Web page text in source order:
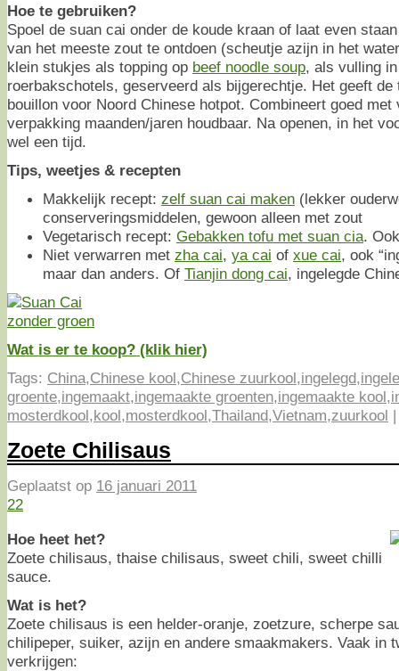
Hoe te gebruiken?
Spoel de suan cai onder de koude kraan of laat even
van het meeste zout te ontdoen (scheutje azijn in het
klein stukjes als topping op beef noodle soup, als vulling
roerbakschotels, geserveerd als bijgerechtje. Het geeft
bouillon voor Noord Chinese hotpot. Combineert goed
verpakking maanden/jaren houdbaar. Na openen, in het
wel een tijd.
Tips, weetjes & recepten
Makkelijk recept: zelf suan cai maken (lekker
conserveringsmiddelen, gewoon alleen met zout
Vegetarisch recept: Gebakken tofu met suan cia.
Niet verwarren met zha cai, ya cai of xue cai, ook
maar dan anders. Of Tianjin dong cai, ingelegde
Wat is er te koop? (klik hier)
Tags: China,Chinese kool,Chinese zuurkool,ingelegd,
groente,ingemaakt,ingemaakte groenten,ingemaakte kool,
mosterdkool,kool,mosterdkool,Thailand,Vietnam,zuurkool
Zoete Chilisaus
Geplaatst op 16 januari 2011
22
Hoe heet het?
Zoete chilisaus, thaise chilisaus, sweet chili, sweet chilli
sauce.
Wat is het?
Zoete chilisaus is een helder-oranje, zoetzure, scherpe
chilipeper, suiker, azijn en andere smaakmakers. Vaak in
verkrijgen: